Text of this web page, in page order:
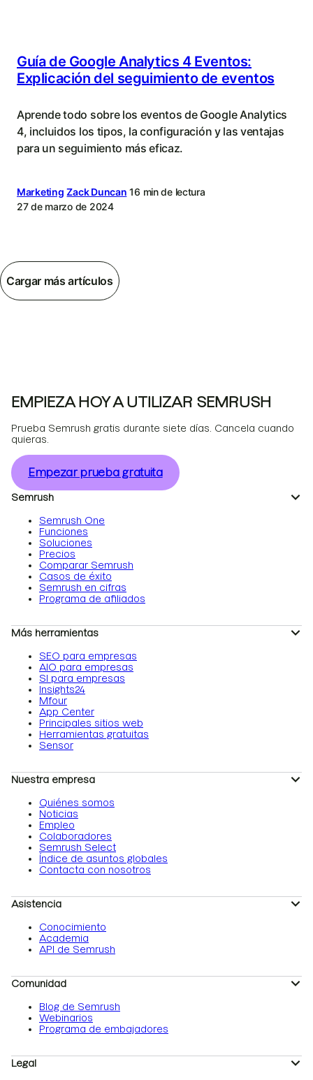
Guía de Google Analytics 4 Eventos:
Explicación del seguimiento de eventos
Aprende todo sobre los eventos de Google Analytics
4, incluidos los tipos, la configuración y las ventajas
para un seguimiento más eficaz.
Marketing Zack Duncan 16 min de lectura
27 de marzo de 2024
Cargar más artículos
EMPIEZA HOY A UTILIZAR SEMRUSH
Prueba Semrush gratis durante siete días. Cancela cuando
quieras.
Empezar prueba gratuita
Semrush
Semrush One
Funciones
Soluciones
Precios
Comparar Semrush
Casos de éxito
Semrush en cifras
Programa de afiliados
Más herramientas
SEO para empresas
AIO para empresas
SI para empresas
Insights24
Mfour
App Center
Principales sitios web
Herramientas gratuitas
Sensor
Nuestra empresa
Quiénes somos
Noticias
Empleo
Colaboradores
Semrush Select
Índice de asuntos globales
Contacta con nosotros
Asistencia
Conocimiento
Academia
API de Semrush
Comunidad
Blog de Semrush
Webinarios
Programa de embajadores
Legal